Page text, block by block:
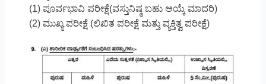
(1) ಪೂರ್ವಭಾವಿ ಪರೀಕ್ಷೆ(ವಸ್ತುನಿಷ್ಠ ಬಹು ಆಯ್ಕೆ ಮಾದರಿ)
(2) ಮುಖ್ಯ ಪರೀಕ್ಷೆ (ಲಿಖಿತ ಪರೀಕ್ಷೆ ಮತ್ತು ವ್ಯಕ್ತಿತ್ವ ಪರೀಕ್ಷೆ)